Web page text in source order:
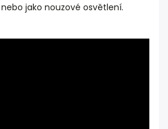
jako nouzové osvětlení.